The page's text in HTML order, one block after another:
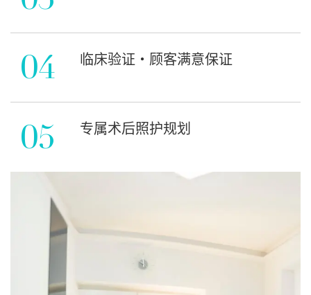
04 临床验证・顾客满意保证
05 专属术后照护规划